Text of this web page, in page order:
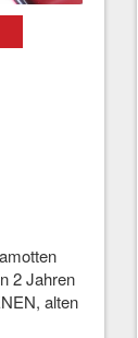
2 Jahren
alten